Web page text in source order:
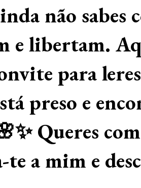
não
e libertam.
para
preso e
Queres
te a mim e